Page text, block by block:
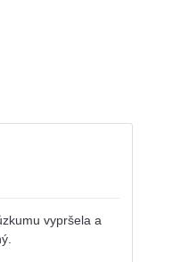
vypršela a